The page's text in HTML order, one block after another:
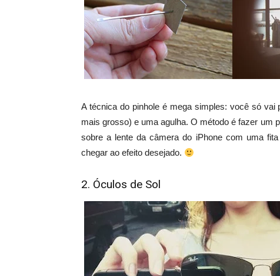
A técnica do pinhole é mega simples: você só
mais grosso) e uma agulha. O método é fazer um
sobre a lente da câmera do iPhone com uma
chegar ao efeito desejado.
2. Óculos de Sol